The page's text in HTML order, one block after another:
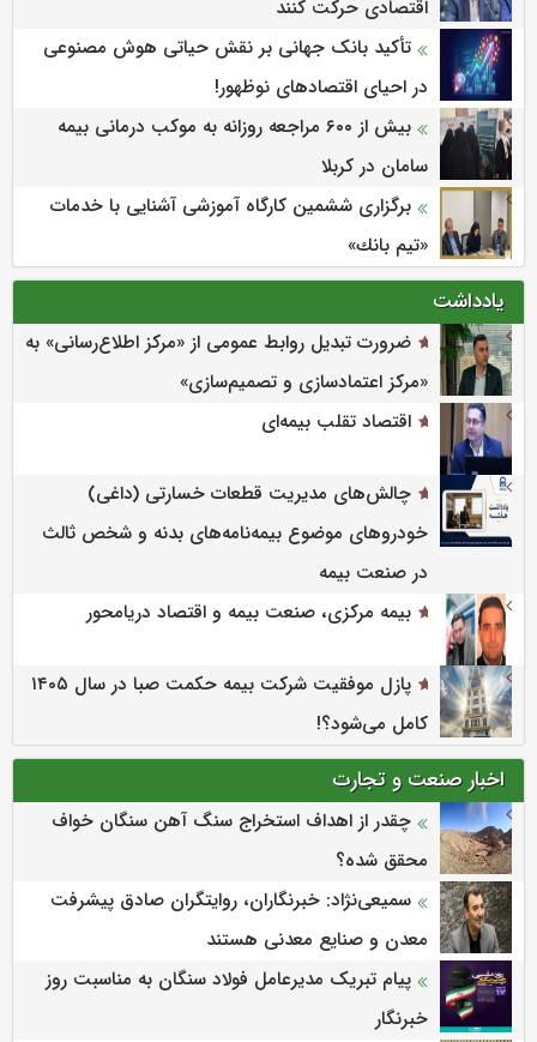
اقتصادی حرکت کنند
تأکید بانک جهانی بر نقش حیاتی هوش مصنوعی
در احیای اقتصادهای نوظهور!
بیش از ۶۰۰ مراجعه روزانه به موکب درمانی بیمه
سامان در کربلا
برگزاری ششمین كارگاه آموزشی آشنایی با خدمات
«تیم بانك»
یادداشت
ضرورت تبدیل روابط عمومی از «مرکز اطلاع‌رسانی» به
«مرکز اعتمادسازی و تصمیم‌سازی»
اقتصاد تقلب بیمه‌ای
چالش‌های مدیریت قطعات خسارتی (داغی)
خودروهای موضوع بیمه‌نامه‌های بدنه و شخص ثالث
در صنعت بیمه
بیمه مرکزی، صنعت بیمه و اقتصاد دریامحور
پازل موفقیت شرکت بیمه حکمت صبا در سال ۱۴۰۵
کامل می‌شود؟!
اخبار صنعت و تجارت
چقدر از اهداف استخراج سنگ آهن سنگان خواف
محقق شده؟
سمیعی‌نژاد: خبرنگاران، روایتگران صادق پیشرفت
معدن و صنایع معدنی هستند
پیام تبریک مدیرعامل فولاد سنگان به مناسبت روز
خبرنگار